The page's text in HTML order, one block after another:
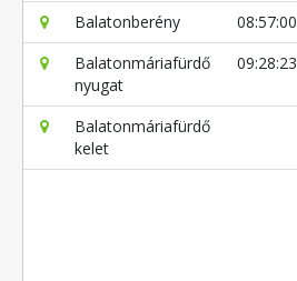
Balatonberény 08:57:00
Balatonmáriafürdő
nyugat
09:28:23
Balatonmáriafürdő
kelet